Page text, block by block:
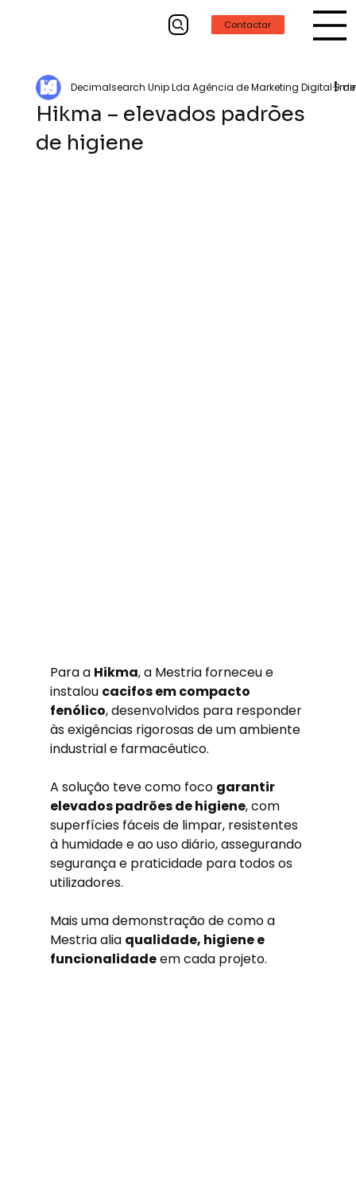
Contactar
Hikma – elevados padrões
de higiene
Decimalsearch Unip Lda Agência de Marketing Digital9
1
Para a Hikma, a Mestria forneceu e
instalou cacifos em compacto
fenólico, desenvolvidos para responder
às exigências rigorosas de um ambiente
industrial e farmacêutico.
A solução teve como foco garantir
elevados padrões de higiene, com
superfícies fáceis de limpar, resistentes
à humidade e ao uso diário, assegurando
segurança e praticidade para todos os
utilizadores.
Mais uma demonstração de como a
Mestria alia qualidade, higiene e
funcionalidade em cada projeto.